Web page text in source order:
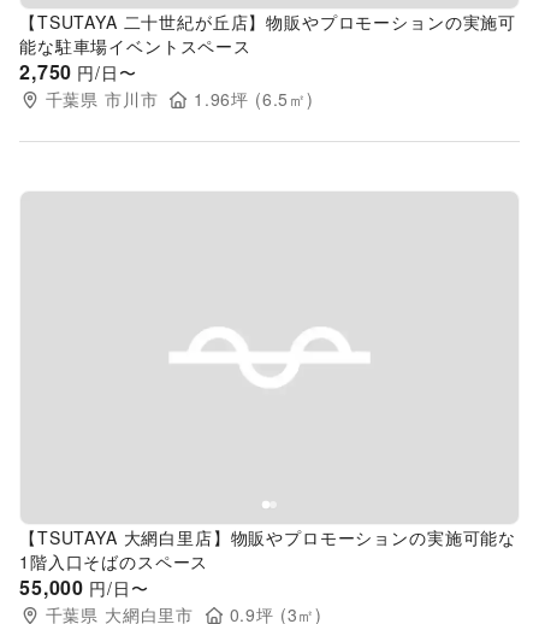
【TSUTAYA 二十世紀が丘店】物販やプロモーションの実施可
能な駐車場イベントスペース
2,750 円/日〜
千葉県 市川市 1.96坪 (6.5 ㎡)
Previous slide
【TSUTAYA 大網白里店】物販やプロモーションの実施可能な
1階入口そばのスペース
55,000 円/日〜
千葉県 大網白里市 0.9坪 (3㎡)